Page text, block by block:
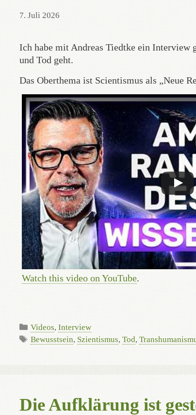
7. Juli 2026
Ich habe mit Andreas Tiedtke ein Interview
und Tod geht.
Das Oberthema ist Scientismus als „Neue
Watch this video on YouTube.
Kategorien
Videos,Interview
Schlagwörter
Bewusstsein, Szientismus,Tod,
Die Aufklärung ist